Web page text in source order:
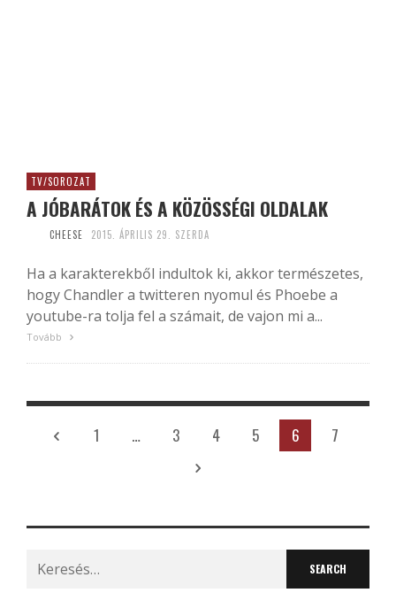
TV/SOROZAT
A JÓBARÁTOK ÉS A KÖZÖSSÉGI OLDALAK
CHEESE 2015. ÁPRILIS 29. SZERDA
Ha a karakterekből indultok ki, akkor természetes,
hogy Chandler a twitteren nyomul és Phoebe a
youtube-ra tolja fel a számait, de vajon mi a...
Tovább
1 … 3 4 5 6 7
Search
for: